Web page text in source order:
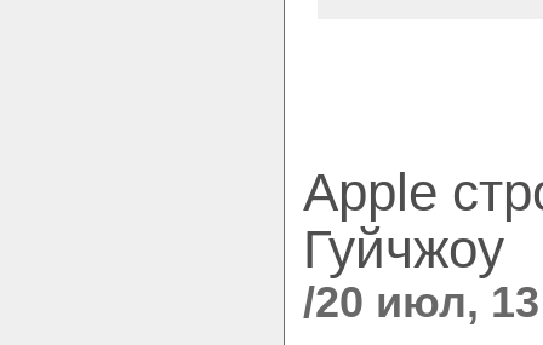
Apple
Гуйчжоу
/20 июл,